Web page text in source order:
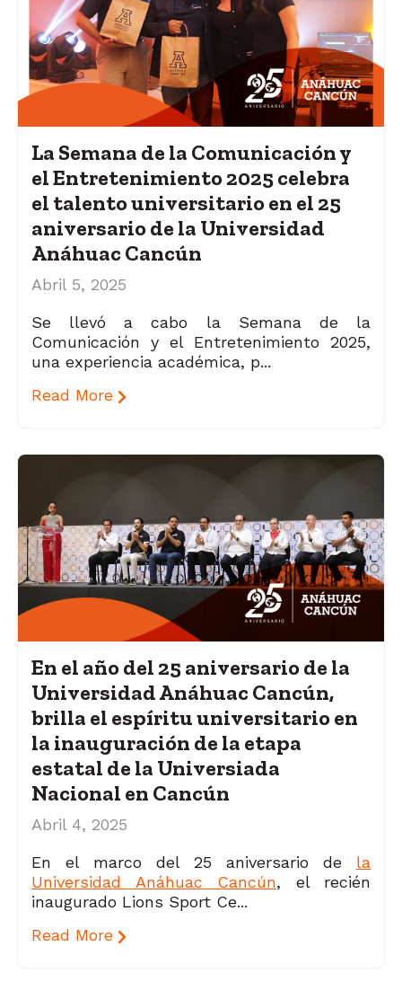
La Semana de la Comunicación y
el Entretenimiento 2025 celebra
el talento universitario en el 25
aniversario de la Universidad
Anáhuac Cancún
Abril 5, 2025
Se llevó a cabo la Semana de la
Comunicación y el Entretenimiento 2025,
una experiencia académica, p...
Read More
En el año del 25 aniversario de la
Universidad Anáhuac Cancún,
brilla el espíritu universitario en
la inauguración de la etapa
estatal de la Universiada
Nacional en Cancún
Abril 4, 2025
En el marco del 25 aniversario de la
Universidad Anáhuac Cancún, el recién
inaugurado Lions Sport Ce...
Read More